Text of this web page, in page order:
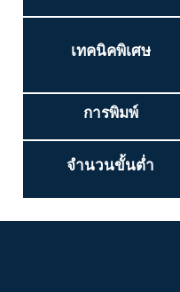
เทคนิคพิเศษ
การพิมพ์
จำนวนขั้นต่ำ